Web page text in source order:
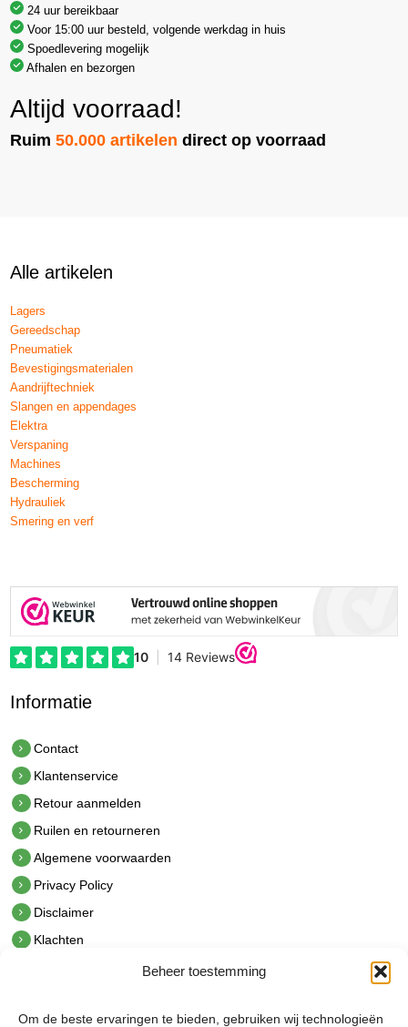
Beheer toestemming
Om de beste ervaringen te bieden, gebruiken wij technologieën
24 uur bereikbaar
Voor 15:00 uur besteld, volgende werkdag in huis
Spoedlevering mogelijk
Afhalen en bezorgen
Altijd voorraad!
Ruim50.000 artikelen direct op voorraad
Alle artikelen
Lagers
Gereedschap
Pneumatiek
Bevestigingsmaterialen
Aandrijftechniek
Slangen en appendages
Elektra
Verspaning
Machines
Bescherming
Hydrauliek
Smering en verf
Informatie
Contact
Klantenservice
Retour aanmelden
Ruilen en retourneren
Algemene voorwaarden
Privacy Policy
Disclaimer
Klachten
hetindustriehuis B.V.